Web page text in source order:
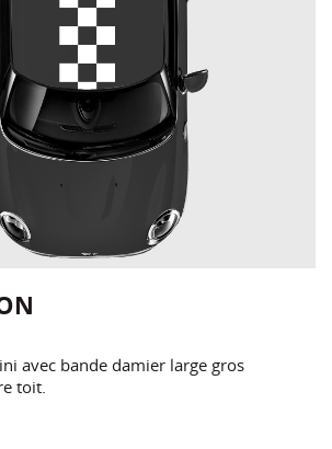
avec bande damier large gros
toit.